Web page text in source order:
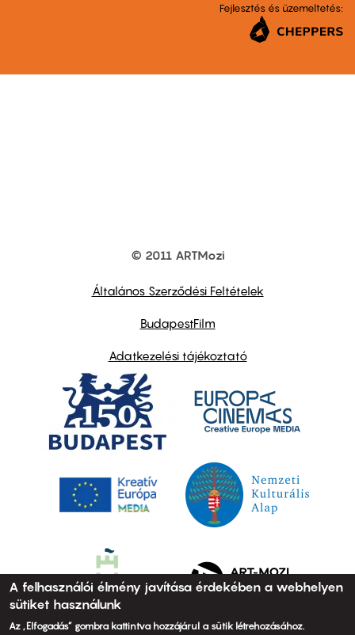
Fejlesztés és üzemeltetés:
© 2011 ARTMozi
Általános Szerződési Feltételek
BudapestFilm
Adatkezelési tájékoztató
A felhasználói élmény javítása érdekében a webhelyen
sütiket használunk
Az „Elfogadás” gombra kattintva hozzájárul a sütik létrehozásához.